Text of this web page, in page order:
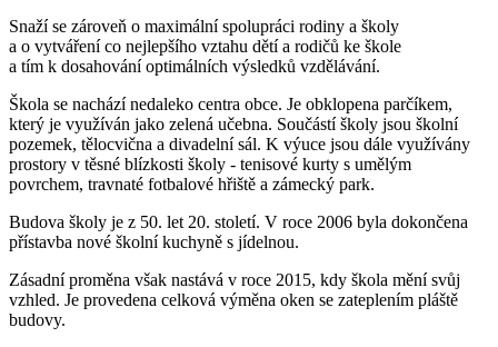
Snaží se zároveň o maximální spolupráci rodiny a školy
a o vytváření co nejlepšího vztahu dětí a rodičů ke škole
a tím k dosahování optimálních výsledků vzdělávání.
Škola se nachází nedaleko centra obce. Je obklopena parčíkem,
který je využíván jako zelená učebna. Součástí školy jsou školní
pozemek, tělocvična a divadelní sál. K výuce jsou dále využívány
prostory v těsné blízkosti školy - tenisové kurty s umělým
povrchem, travnaté fotbalové hřiště a zámecký park.
Budova školy je z 50. let 20. století. V roce 2006 byla dokončena
přístavba nové školní kuchyně s jídelnou.
Zásadní proměna však nastává v roce 2015, kdy škola mění svůj
vzhled. Je provedena celková výměna oken se zateplením pláště
budovy.